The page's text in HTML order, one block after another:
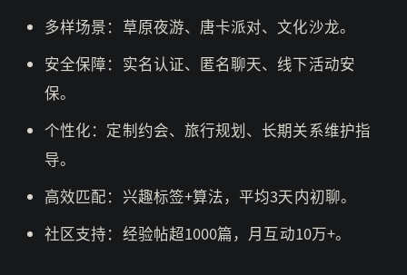
多样场景：草原夜游、唐卡派对、文化沙龙。
安全保障：实名认证、匿名聊天、线下活动安
保。
个性化：定制约会、旅行规划、长期关系维护指
导。
高效匹配：兴趣标签+算法，平均3天内初聊。
社区支持：经验帖超1000篇，月互动10万+。